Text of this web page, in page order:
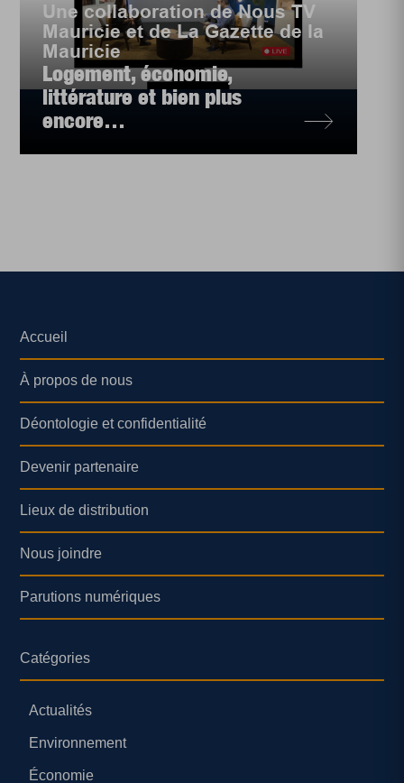
Une collaboration de Nous TV
Mauricie et de La Gazette de la
Mauricie
Logement, économie,
littérature et bien plus
encore…
Accueil
À propos de nous
Déontologie et confidentialité
Devenir partenaire
Lieux de distribution
Nous joindre
Parutions numériques
Catégories
Actualités
Environnement
Économie